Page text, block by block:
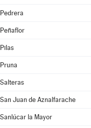
Pedrera
Peñaflor
Pilas
Pruna
Salteras
San Juan de Aznalfarache
Sanlúcar la Mayor